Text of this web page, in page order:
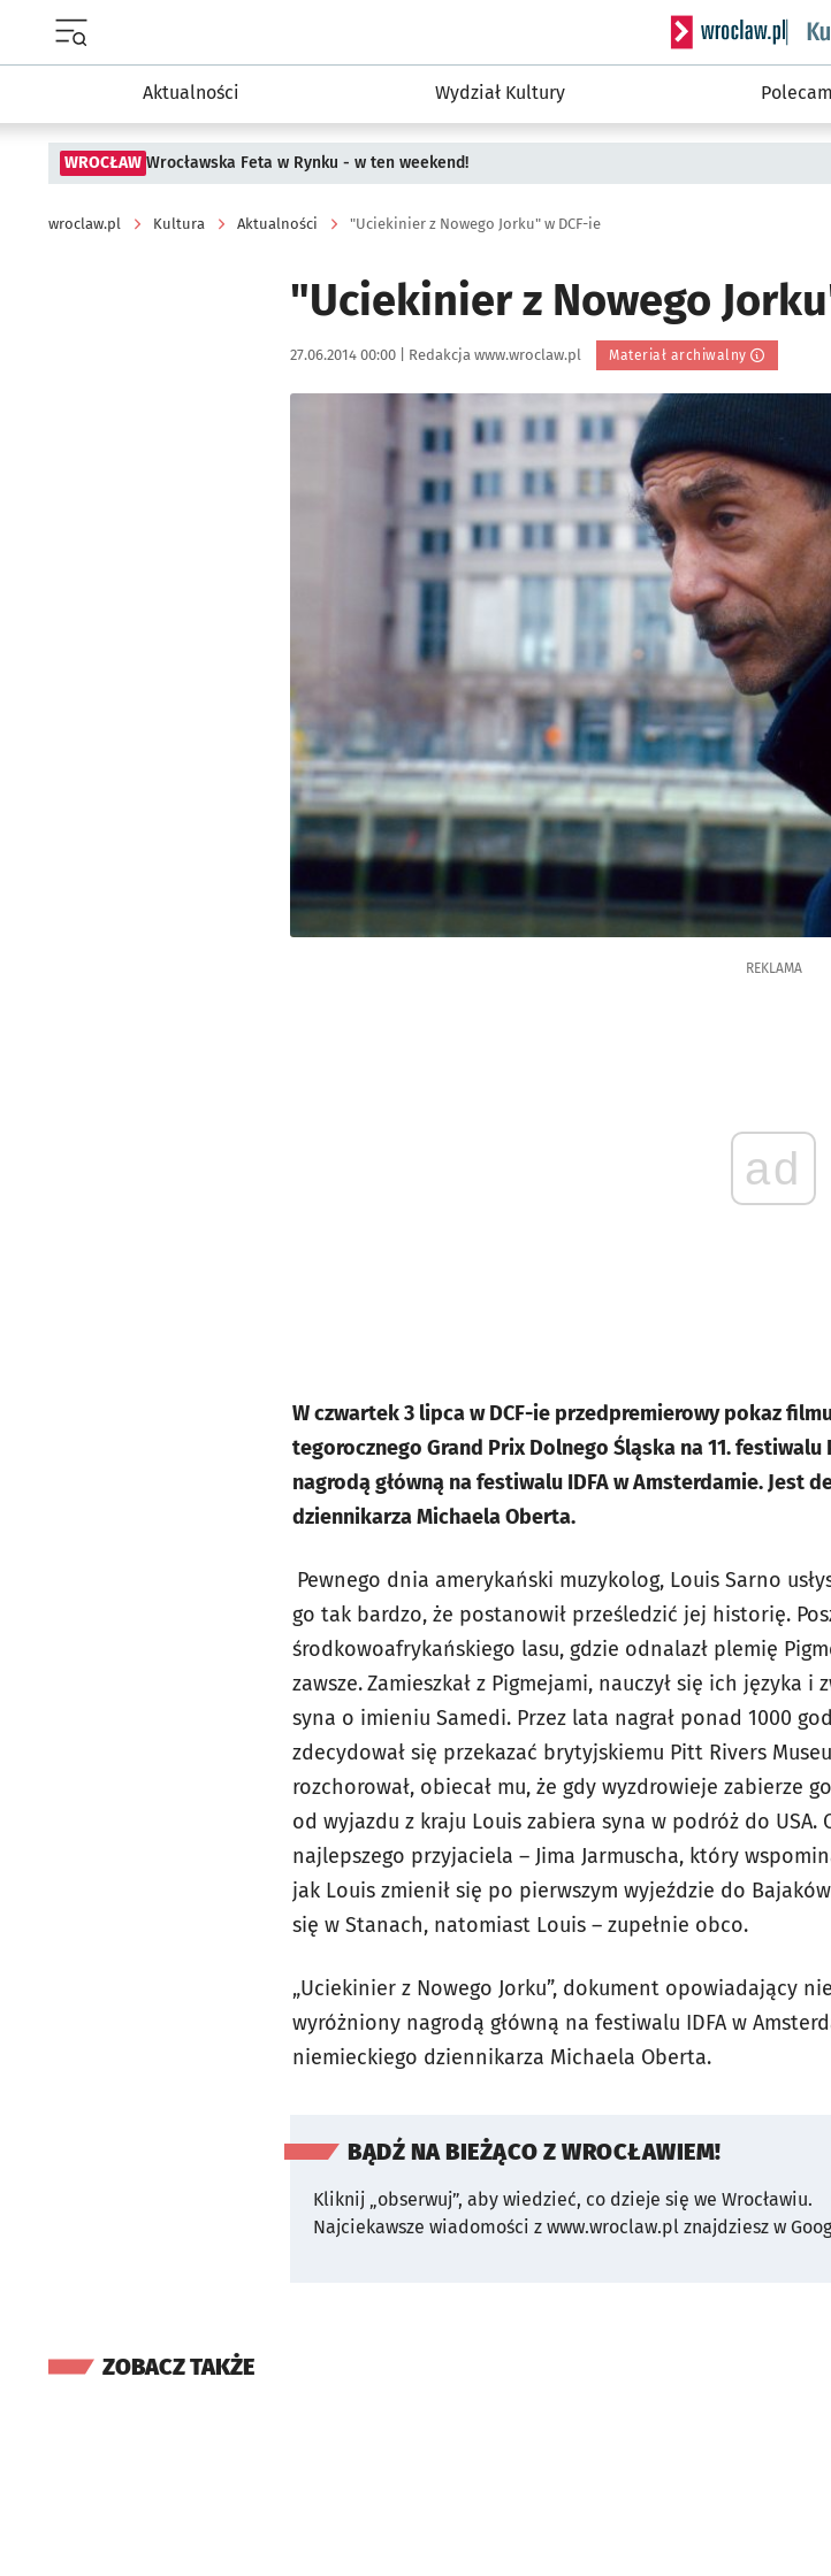
Serwis
Aktualności Wydział Kultury
WROCŁAW Wrocławska Feta w Rynku - w ten weekend!
wroclaw.pl Kultura Aktualności "Uciekinier z Nowego Jorku" w DCF-ie
"Uciekinier z Nowego
Data publikacji:
27.06.2014 00:00 | Autor:
Redakcja www.wroclaw.pl Materiał archiwalny
Kliknij, aby powiększyć
REKLAMA
ad
W czwartek 3 lipca w DCF-ie przedpremierowy pokaz
tegorocznego Grand Prix Dolnego Śląska na 11. festiwalu
nagrodą główną na festiwalu IDFA w Amsterdamie. Jest
dziennikarza Michaela Oberta.
Pewnego dnia amerykański muzykolog, Louis Sarno
go tak bardzo, że postanowił prześledzić jej historię.
środkowoafrykańskiego lasu, gdzie odnalazł plemię
zawsze.Zamieszkał z Pigmejami, nauczył się ich języka
syna o imieniu Samedi. Przez lata nagrał ponad 1000
zdecydował się przekazać brytyjskiemu Pitt Rivers
rozchorował, obiecał mu, że gdy wyzdrowieje zabierze
od wyjazdu z kraju Louis zabiera syna w podróż do USA.
najlepszego przyjaciela – Jima Jarmuscha, który
jak Louis zmienił się po pierwszym wyjeździe do
się w Stanach, natomiast Louis – zupełnie obco.
„Uciekinier z Nowego Jorku”, dokument opowiadający
wyróżniony nagrodą główną na festiwalu IDFA w
niemieckiego dziennikarza Michaela Oberta.
BĄDŹ NA BIEŻĄCO Z WROCŁAWIEM!
Kliknij „obserwuj”, aby wiedzieć, co dzieje się we Wrocławiu.
Najciekawsze wiadomości z www.wroclaw.pl znajdziesz w
ZOBACZ TAKŻE